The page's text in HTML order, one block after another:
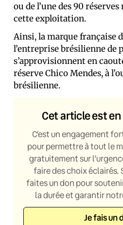
ou de l’une des 90
cette exploitation.
Ainsi, la marque française
l’entreprise brésilienne de
s’approvisionnent en
réserve Chico Mendes, à
brésilienne.
Cet article est
C’est un engagement
pour permettre à tout le
gratuitement sur
faire des choix éclairés.
faites un don pour
la durée et garantir
Je fais un